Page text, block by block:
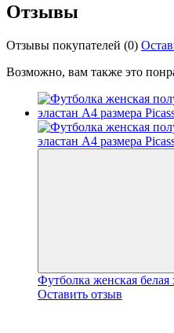
Отзывы
Отзывы покупателей (0)
Возможно, вам также это
Футболка женская белая
Оставить отзыв